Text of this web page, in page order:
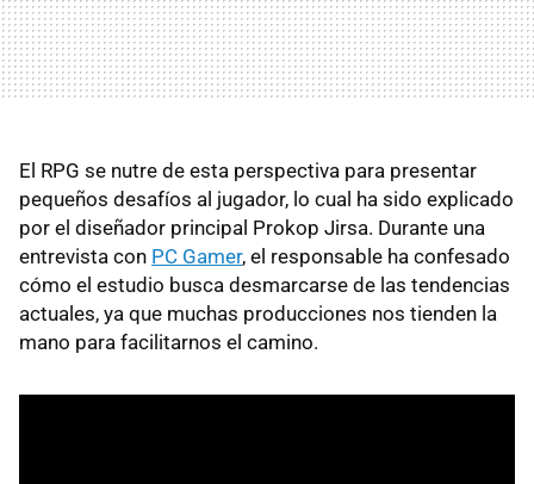
El RPG se nutre de esta perspectiva para presentar
pequeños desafíos al jugador, lo cual ha sido explicado
por el diseñador principal Prokop Jirsa. Durante una
entrevista con PC Gamer, el responsable ha confesado
cómo el estudio busca desmarcarse de las tendencias
actuales, ya que muchas producciones nos tienden la
mano para facilitarnos el camino.